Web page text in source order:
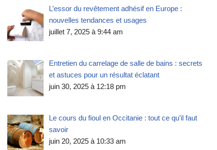
L’essor du revêtement adhésif en Europe :
nouvelles tendances et usages
juillet 7, 2025 à 9:44 am
Entretien du carrelage de salle de bains : secrets
et astuces pour un résultat éclatant
juin 30, 2025 à 12:18 pm
Le cours du fioul en Occitanie : tout ce qu’il faut
savoir
juin 20, 2025 à 10:33 am